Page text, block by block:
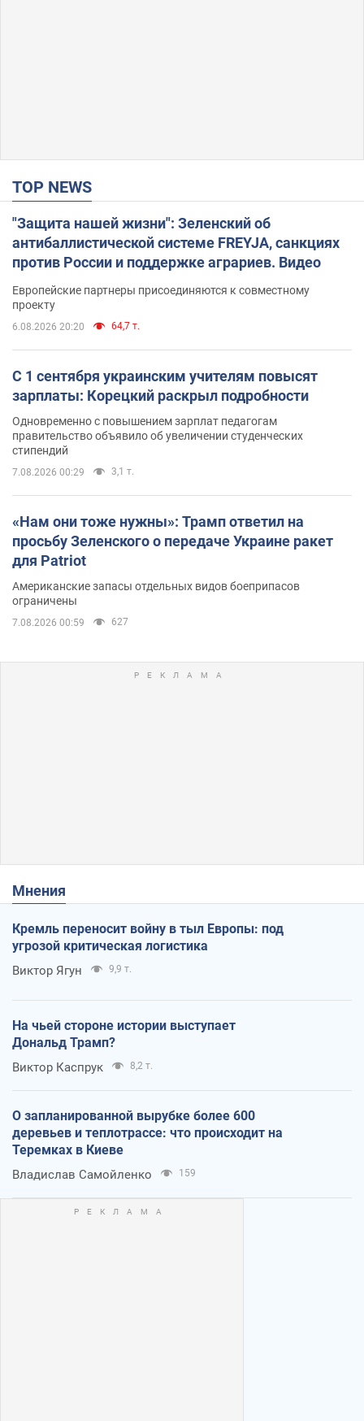
TOP NEWS
"Защита нашей жизни": Зеленский об
антибаллистической системе FREYJA, санкциях
против России и поддержке аграриев. Видео
Европейские партнеры присоединяются к совместному
проекту
6.08.2026 20:20 64,7 т.
С 1 сентября украинским учителям повысят
зарплаты: Корецкий раскрыл подробности
Одновременно с повышением зарплат педагогам
правительство объявило об увеличении студенческих
стипендий
7.08.2026 00:29 3,1 т.
«Нам они тоже нужны»: Трамп ответил на
просьбу Зеленского о передаче Украине ракет
для Patriot
Американские запасы отдельных видов боеприпасов
ограничены
7.08.2026 00:59 627
Мнения
Кремль переносит войну в тыл Европы: под
угрозой критическая логистика
Виктор Ягун 9,9 т.
На чьей стороне истории выступает
Дональд Трамп?
Виктор Каспрук 8,2 т.
О запланированной вырубке более 600
деревьев и теплотрассе: что происходит на
Теремках в Киеве
Владислав Самойленко 159